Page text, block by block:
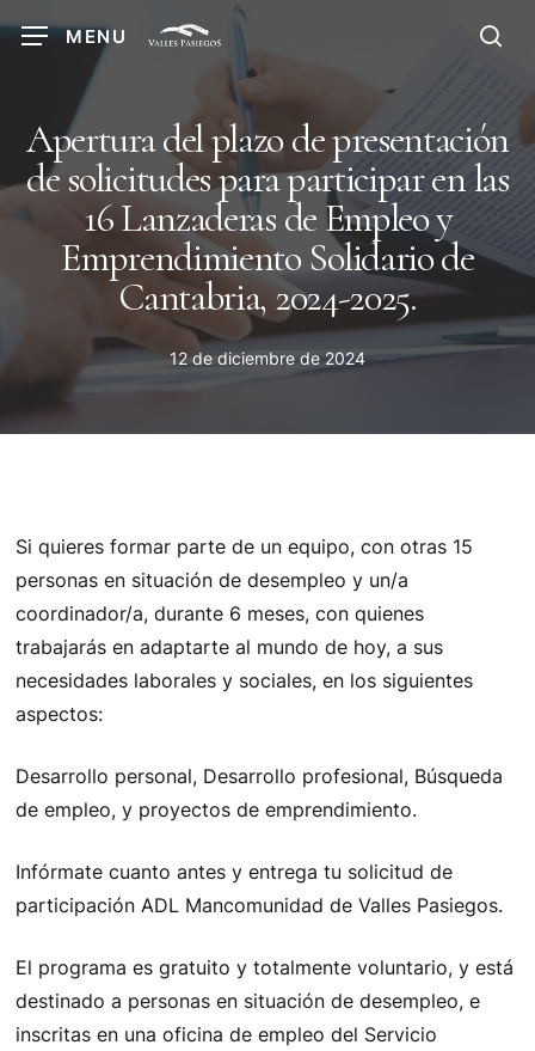
MENU
Apertura del plazo de presentación
de solicitudes para participar en las
16 Lanzaderas de Empleo y
Emprendimiento Solidario de
Cantabria, 2024-2025.
12 de diciembre de 2024
Si quieres formar parte de un equipo, con otras 15
personas en situación de desempleo y un/a
coordinador/a, durante 6 meses, con quienes
trabajarás en adaptarte al mundo de hoy, a sus
necesidades laborales y sociales, en los siguientes
aspectos:
Desarrollo personal, Desarrollo profesional, Búsqueda
de empleo, y proyectos de emprendimiento.
Infórmate cuanto antes y entrega tu solicitud de
participación ADL Mancomunidad de Valles Pasiegos.
El programa es gratuito y totalmente voluntario, y está
destinado a personas en situación de desempleo, e
inscritas en una oficina de empleo del Servicio